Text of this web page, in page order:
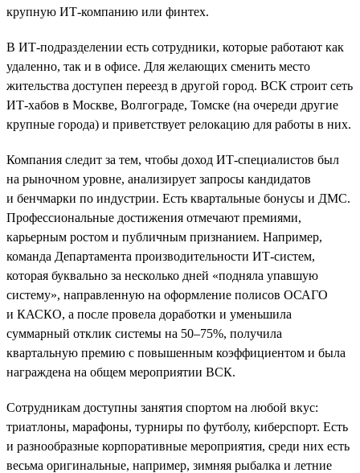
крупную ИТ-компанию или финтех.
В ИТ-подразделении есть сотрудники, которые работают как
удаленно, так и в офисе. Для желающих сменить место
жительства доступен переезд в другой город. ВСК строит сеть
ИТ-хабов в Москве, Волгограде, Томске (на очереди другие
крупные города) и приветствует релокацию для работы в них.
Компания следит за тем, чтобы доход ИТ-специалистов был
на рыночном уровне, анализирует запросы кандидатов
и бенчмарки по индустрии. Есть квартальные бонусы и ДМС.
Профессиональные достижения отмечают премиями,
карьерным ростом и публичным признанием. Например,
команда Департамента производительности ИТ-систем,
которая буквально за несколько дней «подняла упавшую
систему», направленную на оформление полисов ОСАГО
и КАСКО, а после провела доработки и уменьшила
суммарный отклик системы на 50–75%, получила
квартальную премию с повышенным коэффициентом и была
награждена на общем мероприятии ВСК.
Сотрудникам доступны занятия спортом на любой вкус:
триатлоны, марафоны, турниры по футболу, киберспорт. Есть
и разнообразные корпоративные мероприятия, среди них есть
весьма оригинальные, например, зимняя рыбалка и летние